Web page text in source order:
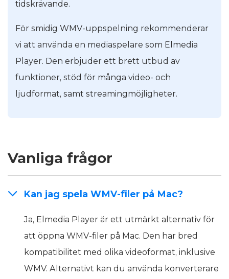
tidskrävande.
För smidig WMV-uppspelning rekommenderar
vi att använda en mediaspelare som Elmedia
Player. Den erbjuder ett brett utbud av
funktioner, stöd för många video- och
ljudformat, samt streamingmöjligheter.
Vanliga frågor
Kan jag spela WMV-filer på Mac?
Ja, Elmedia Player är ett utmärkt alternativ för
att öppna WMV-filer på Mac. Den har bred
kompatibilitet med olika videoformat, inklusive
WMV. Alternativt kan du använda konverterare